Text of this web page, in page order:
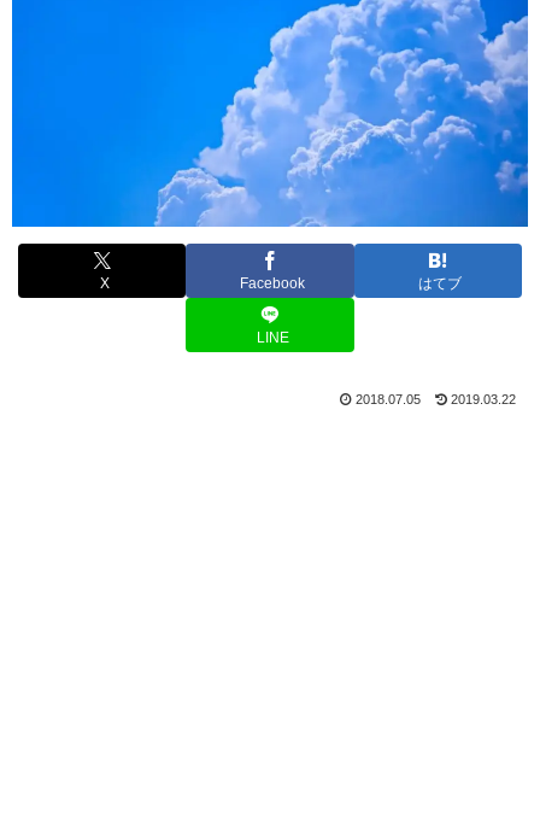
X Facebook はてブ
LINE
2018.07.05 2019.03.22